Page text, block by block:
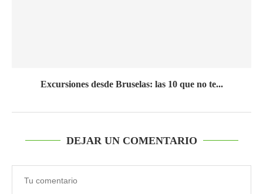
Excursiones desde Bruselas: las 10 que no te...
DEJAR UN COMENTARIO